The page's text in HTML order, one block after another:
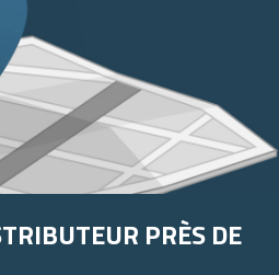
PRÈS DE